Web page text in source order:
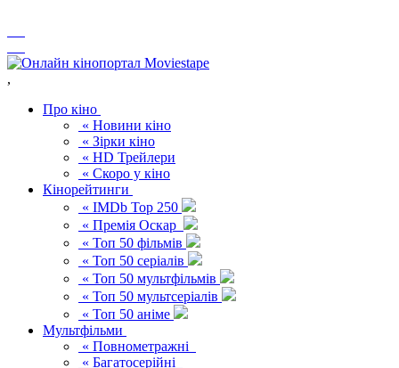
,
Про кіно
« Новини кіно
« Зірки кіно
« HD Трейлери
« Скоро у кіно
Кінорейтинги
« IMDb Top 250
« Премія Оскар
« Топ 50 фільмів
« Топ 50 серіалів
« Топ 50 мультфільмів
« Топ 50 мультсеріалів
« Топ 50 аніме
Мультфільми
« Повнометражні
« Багатосерійні